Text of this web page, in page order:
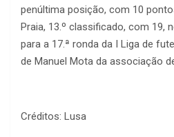
penúltima posição, com 10
Praia, 13.º classificado, com 19,
para a 17.ª ronda da I Liga de
de Manuel Mota da associação
Créditos: Lusa